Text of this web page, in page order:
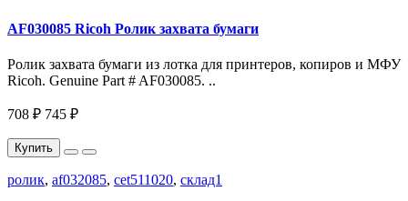
AF030085 Ricoh Ролик захвата бумаги
Ролик захвата бумаги из лотка для принтеров, копиров и МФУ
Ricoh. Genuine Part # AF030085. ..
708 ₽ 745 ₽
Купить
ролик, af032085, cet511020, склад1